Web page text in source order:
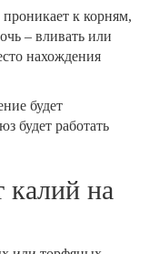
к корням,
– вливать или
нахождения
будет
будет работать
калий на